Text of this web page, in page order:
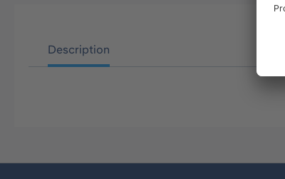
Description